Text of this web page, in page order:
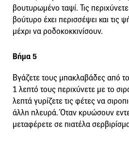
βουτυρωμένο ταψί. Τις
βούτυρο έχει περισσέψει και τις
μέχρι να ροδοκοκκινίσουν.
Βήμα 5
Βγάζετε τους μπακλαβάδες από
1 λεπτό τους περιχύνετε με το
λεπτά γυρίζετε τις φέτες να
άλλη πλευρά. Όταν κρυώσουν
μεταφέρετε σε πιατέλα